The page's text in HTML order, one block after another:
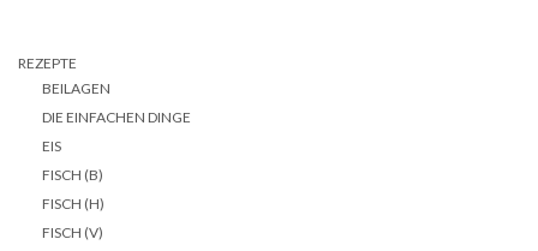
REZEPTE
BEILAGEN
DIE EINFACHEN DINGE
EIS
FISCH (B)
FISCH (H)
FISCH (V)